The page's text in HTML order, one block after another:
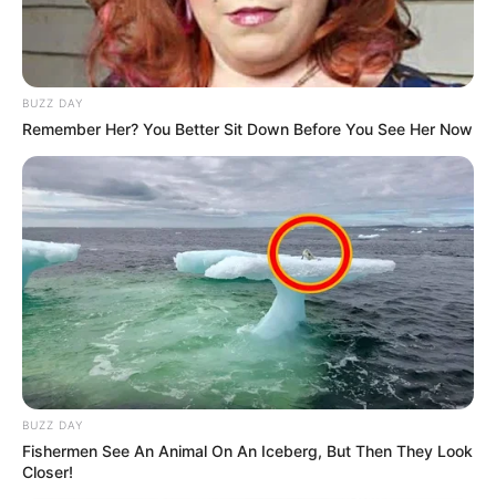
BUZZ DAY
Remember Her? You Better Sit Down Before You See Her Now
BUZZ DAY
Fishermen See An Animal On An Iceberg, But Then They Look
Closer!